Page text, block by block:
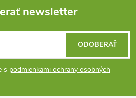
newsletter
s podmienkami ochrany osobných
ODOBERAŤ